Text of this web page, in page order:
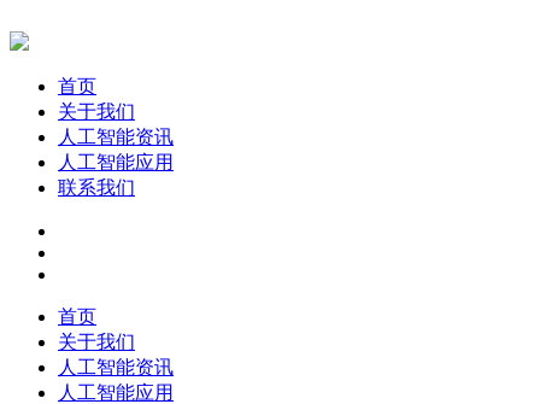
首页
关于我们
人工智能资讯
人工智能应用
联系我们
首页
关于我们
人工智能资讯
人工智能应用